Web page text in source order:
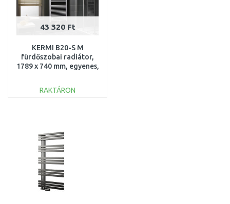
43 320 Ft
KERMI B20-S M
fürdőszobai radiátor,
1789 x 740 mm, egyenes,
LS01M1800752XXK
SÉRÜLT
RAKTÁRON